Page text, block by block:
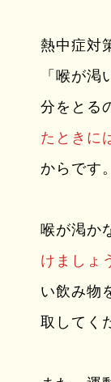
熱中症対
「喉が
分をとる
たときに
からです。
喉が渇か
けましょ
い飲み物
取してく